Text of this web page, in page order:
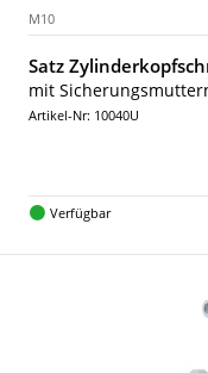
M10
Satz
mit
Artikel-Nr: 10040U
Verfügbar